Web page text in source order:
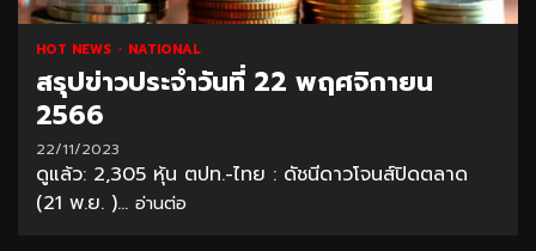
HOT NEWS NATIONAL
สรุปข่าวประจำวันที่ 22 พฤศจิกายน
2566
22/11/2023
ดูแล้ว: 2,305 หุ้น ตปท.-ไทย : ดัชนีดาวโจนส์ปิดตลาด
(21 พ.ย. )... อ่านต่อ